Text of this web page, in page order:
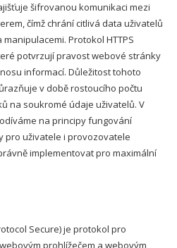
šifrovanou komunikaci mezi
čímž chrání citlivá data uživatelů
Protokol HTTPS
potvrzují pravost webové stránky
informací. Důležitost tohoto
v době rostoucího počtu
na soukromé údaje uživatelů. V
na principy fungování
pro uživatele i provozovatele
implementovat pro maximální
Secure) je protokol pro
prohlížečem a webovým